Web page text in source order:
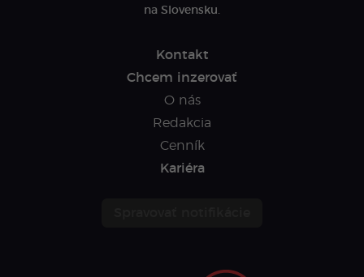
na Slovensku.
Kontakt
Chcem inzerovať
O nás
Redakcia
Cenník
Kariéra